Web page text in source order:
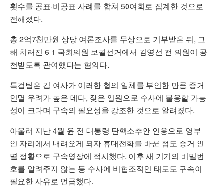
횟수를 공표·비공표 사례를 합쳐 50여회로 집계한 것으로
전해졌다.
총 2억7천만원 상당 여론조사를 무상으로 기부받은 뒤, 그
해 치러진 6·1 국회의원 보궐선거에서 김영선 전 의원이 공
천받도록 관여했다는 혐의다.
특검팀은 김 여사가 이러한 혐의 일체를 부인한 만큼 증거
인멸 우려가 높은 데다, 잦은 입원으로 수사에 불응할 가능
성이 크다며 구속의 필요성을 강조한 것으로 알려졌다.
아울러 지난 4월 윤 전 대통령 탄핵소추안 인용으로 영부
인 자리에서 내려오게 되자 휴대전화를 바꾼 점도 증거 인
멸 정황으로 구속영장에 적시했다. 이후 새 기기의 비밀번
호를 알려주지 않는 등 수사에 비협조적인 태도도 구속이
필요한 사유로 언급했다.